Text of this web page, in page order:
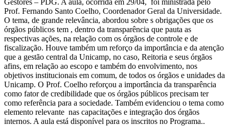
Prof. Fernando Santo Coelho, Coordenador Geral da Universidade.
O tema, de grande relevância, abordou sobre s obrigações que os
órgãos públicos tem , dentro da transparência que pauta as
respectivas ações, na relação com os órgãos de controle e de
fiscalização. Houve também um reforço da importância e da atenção
que a gestão central da Unicamp, no caso, Reitoria e seus órgãos
afins, em relação ao escopo e também do envolvimento, nos
objetivos institucionais em comum, de todos os órgãos e unidades da
Unicamp. O Prof. Coelho reforçou a importância da transparência
como fator de credibilidade que os órgãos públicos precisam ter
como referência para a sociedade. Também evidenciou o tema como
elemento relevante nas capacitações e integração dos órgãos
internos. A aula está disponível para os inscritos no Programa..